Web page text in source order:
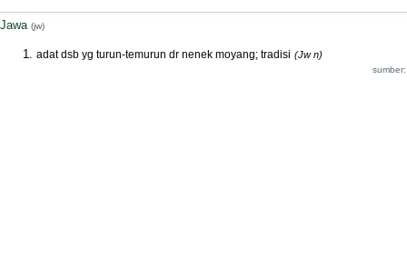
Jawa (jw)
adat dsb yg turun-temurun dr nenek moyang; tradisi (Jw n)